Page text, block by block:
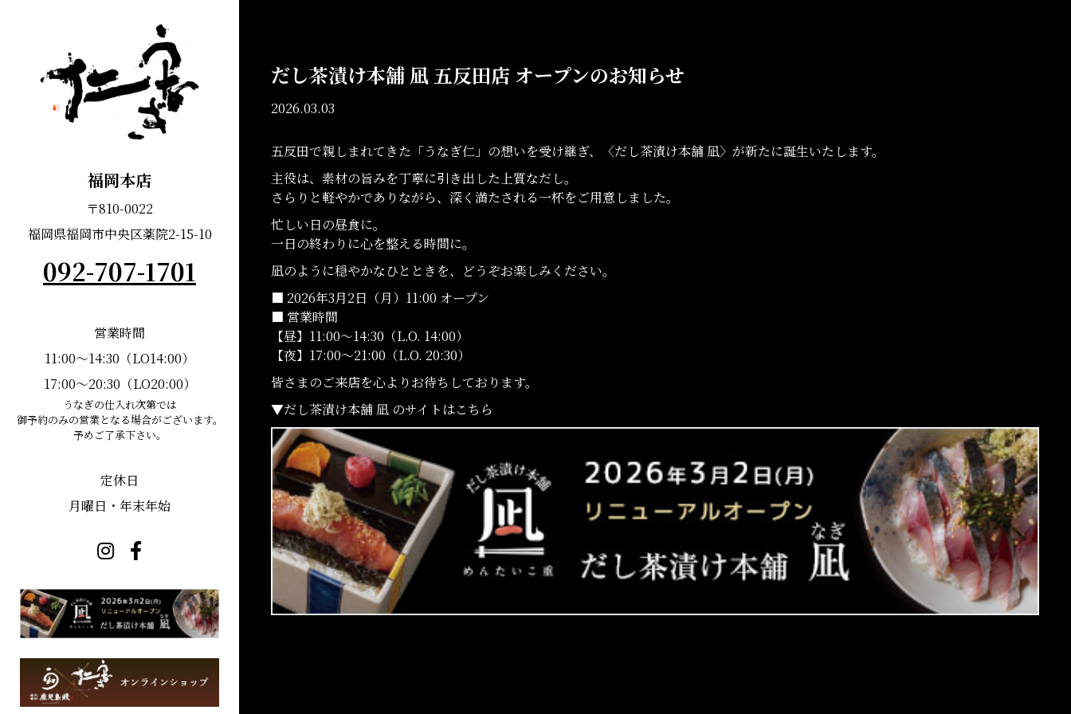
福岡本店
〒810-0022
福岡県福岡市中央区薬院2-15-10
092-707-1701
営業時間
11:00〜14:30（LO14:00）
17:00〜20:30（LO20:00）
うなぎの仕入れ次第では
御予約のみの営業となる場合がございます。
予めご了承下さい。
定休日
月曜日・年末年始
だし茶漬け本舗 凪 五反田店 オープンのお知らせ
2026.03.03
五反田で親しまれてきた「うなぎ仁」の想いを受け継ぎ、〈だし茶漬け本舗 凪〉が新たに誕生いたします。
主役は、素材の旨みを丁寧に引き出した上質なだし。
さらりと軽やかでありながら、深く満たされる一杯をご用意しました。
忙しい日の昼食に。
一日の終わりに心を整える時間に。
凪のように穏やかなひとときを、どうぞお楽しみください。
■ 2026年3月2日（月）11:00 オープン
■ 営業時間
【昼】11:00〜14:30（L.O. 14:00）
【夜】17:00〜21:00（L.O. 20:30）
皆さまのご来店を心よりお待ちしております。
▼だし茶漬け本舗 凪 のサイトはこちら